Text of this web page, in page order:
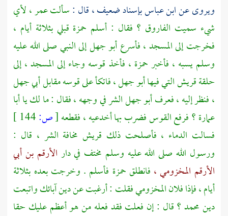
ويروى عنابن عباسبإسناد ضعيف ، قال :سألتعمر ،لأي
شيء سميت الفاروق ؟ فقال : أسلم حمزة قبلي بثلاثة أيام ،
فخرجت إلى المسجد ، فأسرعأبو جهلإلى النبي صلى الله عليه
وسلم يسبه ، فأخبرحمزة ، فأخذ قوسه وجاء إلى المسجد ، إلى
حلقةقريشالتي فيهاأبو جهل ،فاتكأ على قوسه مقابلأبي جهل
،فنظر إليه ، فعرفأبو جهلالشر في وجهه ، فقال : ما لك ياأبا
عمارة ؟فرفع القوس فضرب بها أخدعيه ، فقطعه[ص:
فسالت الدماء ، فأصلحت ذلك قريش مخافة الشر ، قال :
ورسول الله صلى الله عليه وسلم مختف في دار الأرقم بن أبي
الأرقم المخزومي ، فانطلقحمزة فأسلم . وخرجت بعده بثلاثة
أيام ، فإذا فلان المخزومي فقلت : أرغبت عن دين آبائك واتبعت
دينمحمد ؟قال : إن فعلت فقد فعله من هو أعظم عليك حقا